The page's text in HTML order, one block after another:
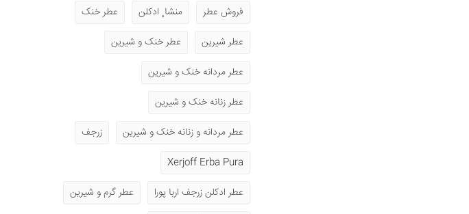
فروش عطر
منشا ٕ ادکلن
عطر خنک
عطر شیرین
عطر خنک و شیرین
عطر مردانه خنک و شیرین
عطر زنانه خنک و شیرین
عطر مردانه و زنانه خنک و شیرین
زرجف
Xerjoff Erba Pura
عطر ادکلن زرجف اربا پورا
عطر گرم و شیرین